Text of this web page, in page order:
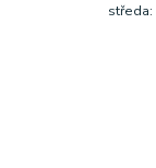
středa: